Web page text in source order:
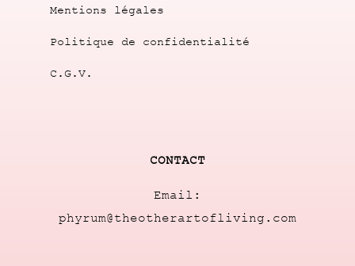
Mentions légales
Politique de confidentialité
C.G.V.
CONTACT
Email:
phyrum@theotherartofliving.com